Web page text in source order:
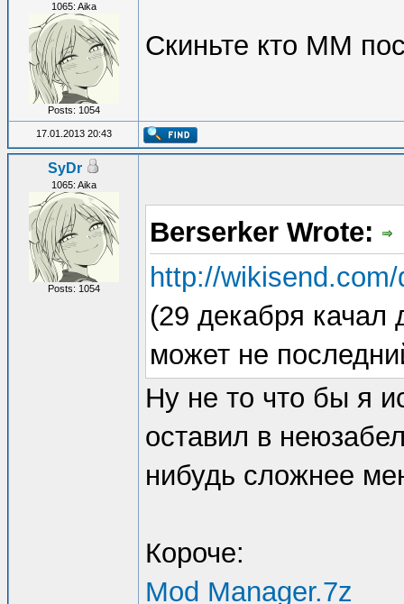
1065: Aika
Posts: 1054
Скиньте кто ММ
17.01.2013 20:43
SyDr
1065: Aika
Posts: 1054
Berserker Wrote:
http://
(29 декабря качал
может не
Ну не то что бы я
оставил в
нибудь сложнее
Короче:
Mod Manager.7z